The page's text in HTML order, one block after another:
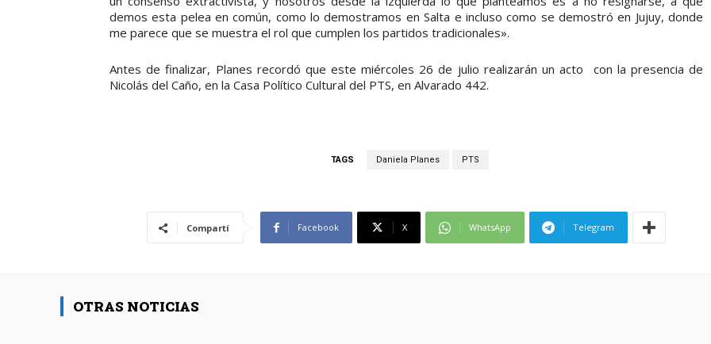
r
o
u
o
a
l
demos esta pelea en común, como lo demostramos en Salta e incluso como se demostró en Jujuy, donde
me parece que se muestra el rol que cumplen los partidos tradicionales».
Antes de finalizar, Planes recordó que este miércoles 26 de julio realizarán un acto con la presencia de
Nicolás del Caño, en la Casa Político Cultural del PTS, en Alvarado 442.
TAGS Daniela Planes PTS
Compartí Facebook X WhatsApp Telegram
OTRAS NOTICIAS